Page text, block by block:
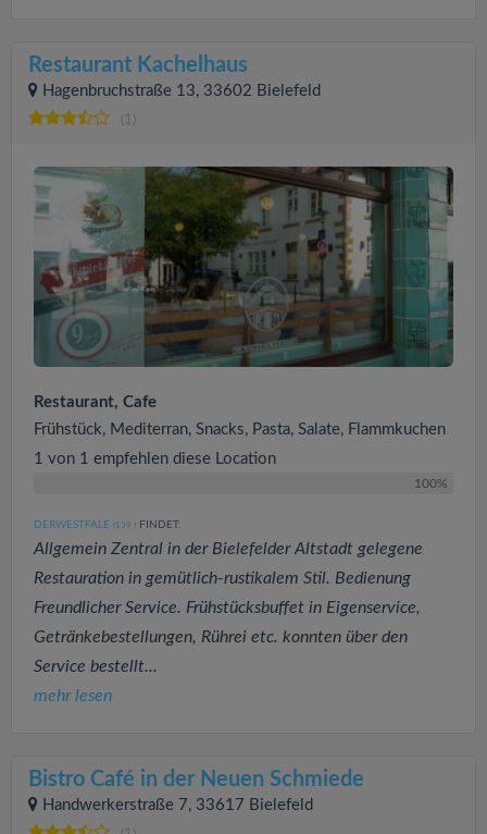
Restaurant Kachelhaus
Hagenbruchstraße 13, 33602 Bielefeld
(1)
Restaurant, Cafe
Frühstück, Mediterran, Snacks, Pasta, Salate, Flammkuchen
1 von 1 empfehlen diese Location
100%
DERWESTFALE (139 ) FINDET:
Allgemein Zentral in der Bielefelder Altstadt gelegene
Restauration in gemütlich-rustikalem Stil. Bedienung
Freundlicher Service. Frühstücksbuffet in Eigenservice,
Getränkebestellungen, Rührei etc. konnten über den
Service bestellt...
mehr lesen
Bistro Café in der Neuen Schmiede
Handwerkerstraße 7, 33617 Bielefeld